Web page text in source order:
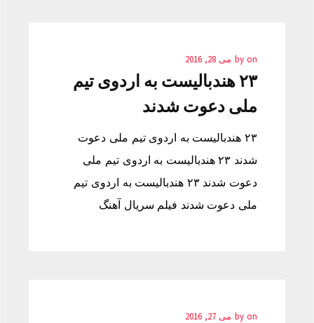
by on می 28, 2016
۲۳ هندبالیست به اردوی تیم
ملی دعوت شدند
۲۳ هندبالیست به اردوی تیم ملی دعوت
شدند ۲۳ هندبالیست به اردوی تیم ملی
دعوت شدند ۲۳ هندبالیست به اردوی تیم
ملی دعوت شدند فیلم سریال آهنگ
by on می 27, 2016